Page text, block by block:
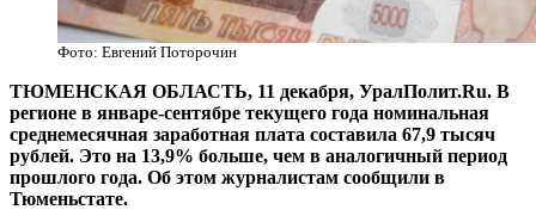
Фото: Евгений Поторочин
ТЮМЕНСКАЯ ОБЛАСТЬ, 11 декабря, УралПолит.Ru. В
регионе в январе-сентябре текущего года номинальная
среднемесячная заработная плата составила 67,9 тысяч
рублей. Это на 13,9% больше, чем в аналогичный период
прошлого года. Об этом журналистам сообщили в
Тюменьстате.